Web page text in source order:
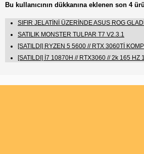
Bu kullanıcının dükkanına eklenen son 4
SIFIR JELATİNİ ÜZERİNDE ASUS ROG
SATILIK MONSTER TULPAR T7 V2.3.1
[SATILDI] RYZEN 5 5600 // RTX 3060Tİ
[SATILDI] İ7 10870H // RTX3060 // 2k 165 HZ